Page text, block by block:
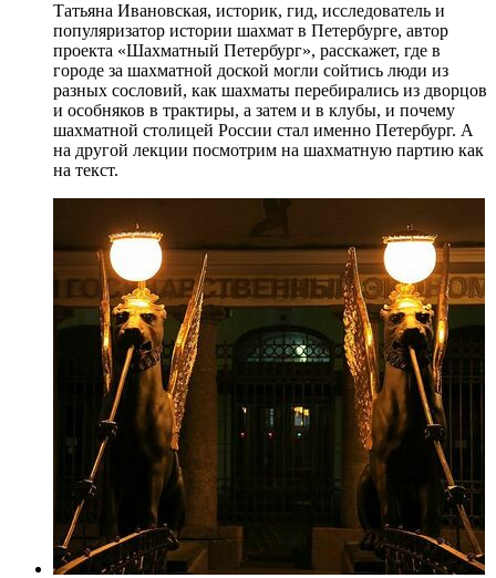
Татьяна Ивановская, историк, гид, исследователь и
популяризатор истории шахмат в Петербурге, автор
проекта «Шахматный Петербург», расскажет, где в
городе за шахматной доской могли сойтись люди из
разных сословий, как шахматы перебирались из дворцов
и особняков в трактиры, а затем и в клубы, и почему
шахматной столицей России стал именно Петербург. А
на другой лекции посмотрим на шахматную партию как
на текст.